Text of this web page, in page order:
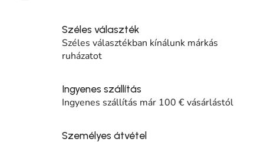
Széles választék
Széles választékban kínálunk márkás
ruházatot
Ingyenes szállítás
Ingyenes szállítás már 100 € vásárlástól
Személyes átvétel